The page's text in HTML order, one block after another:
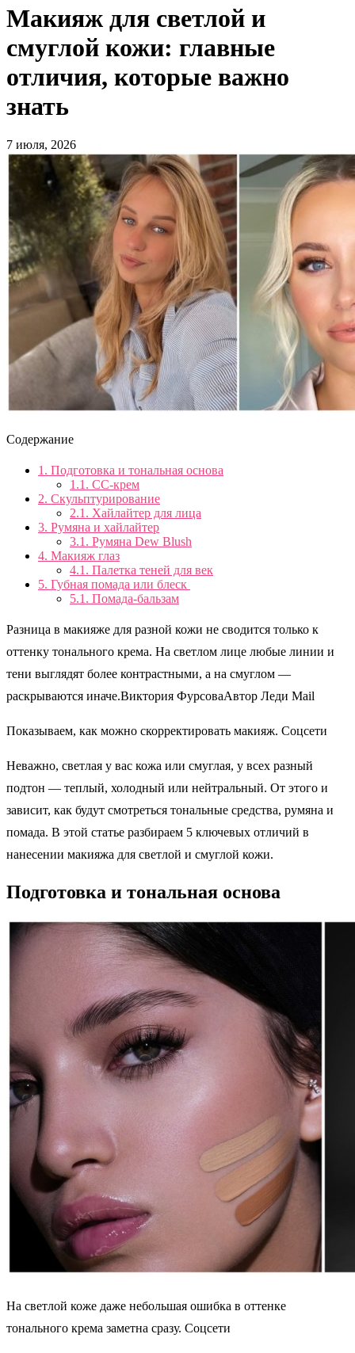
Макияж для светлой и
смуглой кожи: главные
отличия, которые важно
знать
7 июля, 2026
Содержание
1. Подготовка и тональная основа
1.1. CC-крем
2. Скульптурирование
2.1. Хайлайтер для лица
3. Румяна и хайлайтер
3.1. Румяна Dew Blush
4. Макияж глаз
4.1. Палетка теней для век
5. Губная помада или блеск
5.1. Помада-бальзам
Разница в макияже для разной кожи не сводится только к
оттенку тонального крема. На светлом лице любые линии и
тени выглядят более контрастными, а на смуглом —
раскрываются иначе.Виктория ФурсоваАвтор Леди Mail
Показываем, как можно скорректировать макияж. Соцсети
Неважно, светлая у вас кожа или смуглая, у всех разный
подтон — теплый, холодный или нейтральный. От этого и
зависит, как будут смотреться тональные средства, румяна и
помада. В этой статье разбираем 5 ключевых отличий в
нанесении макияжа для светлой и смуглой кожи.
Подготовка и тональная основа
На светлой коже даже небольшая ошибка в оттенке
тонального крема заметна сразу. Соцсети